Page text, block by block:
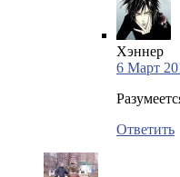
Хэннер
6 Март
Ответить